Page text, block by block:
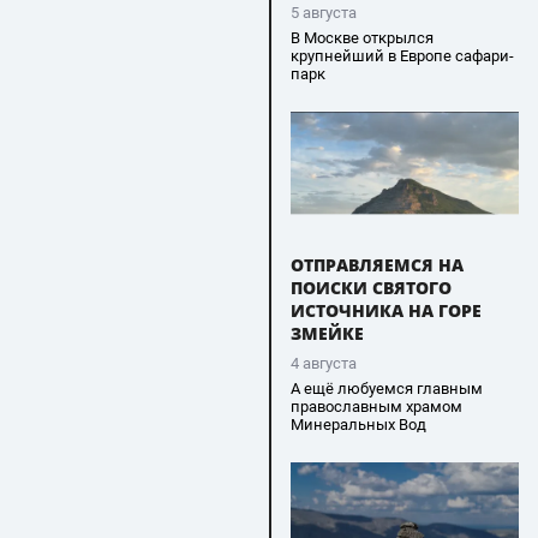
5 августа
В Москве открылся
крупнейший в Европе сафари-
парк
ОТПРАВЛЯЕМСЯ НА
ПОИСКИ СВЯТОГО
ИСТОЧНИКА НА ГОРЕ
ЗМЕЙКЕ
4 августа
А ещё любуемся главным
православным храмом
Минеральных Вод